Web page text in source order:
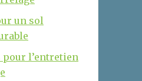
un sol
pour l’entretien